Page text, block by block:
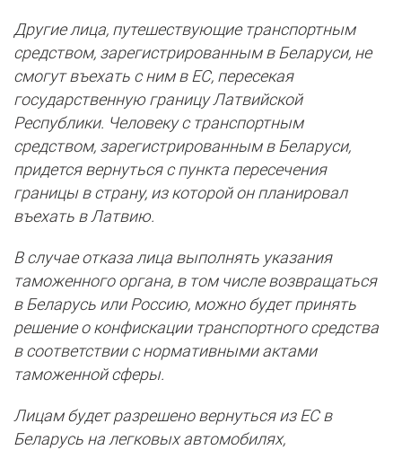
Другие лица, путешествующие транспортным
средством, зарегистрированным в Беларуси, не
смогут въехать с ним в ЕС, пересекая
государственную границу Латвийской
Республики. Человеку с транспортным
средством, зарегистрированным в Беларуси,
придется вернуться с пункта пересечения
границы в страну, из которой он планировал
въехать в Латвию.
В случае отказа лица выполнять указания
таможенного органа, в том числе возвращаться
в Беларусь или Россию, можно будет принять
решение о конфискации транспортного средства
в соответствии с нормативными актами
таможенной сферы.
Лицам будет разрешено вернуться из ЕС в
Беларусь на легковых автомобилях,